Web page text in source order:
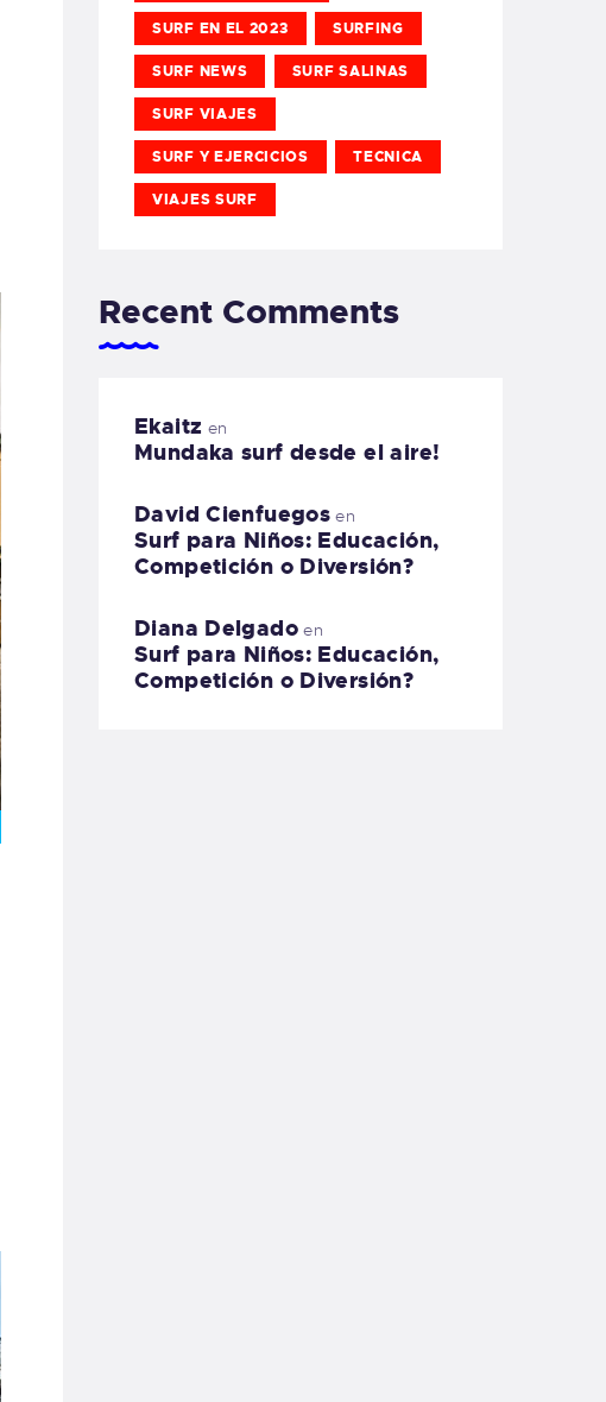
SURF EN EL 2023 SURFING
SURF NEWS SURF SALINAS
SURF VIAJES
SURF Y EJERCICIOS TECNICA
VIAJES SURF
Recent Comments
Ekaitz en
Mundaka surf desde el aire!
David Cienfuegos en
Surf para Niños: Educación,
Competición o Diversión?
Diana Delgadoen
Surf para Niños: Educación,
Competición o Diversión?